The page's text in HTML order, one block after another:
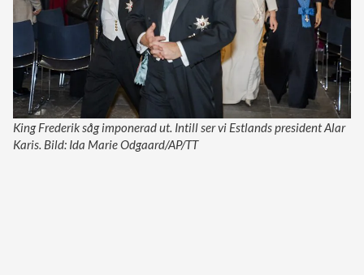
King Frederik såg imponerad ut. Intill ser vi Estlands president Alar
Karis. Bild: Ida Marie Odgaard/AP/TT